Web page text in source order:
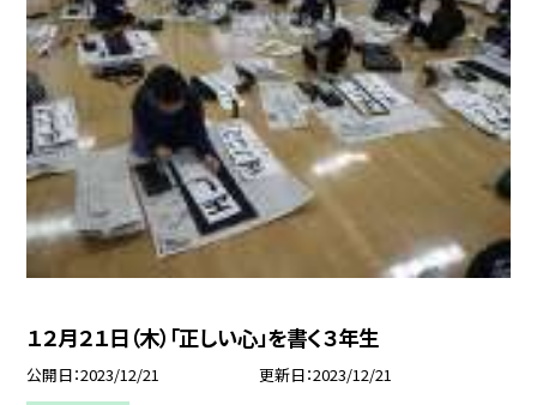
１２月２１日（木）「正しい心」を書く３年生
公開日 2023/12/21 更新日 2023/12/21